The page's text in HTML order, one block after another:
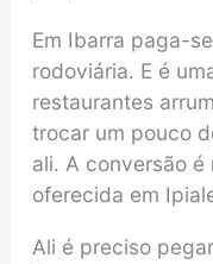
Em Ibarra paga-
rodoviária. E é
restaurantes
trocar um pouco
ali. A conversão
oferecida em
Ali é preciso